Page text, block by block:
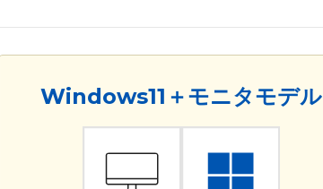
Windows11＋モニタモデル